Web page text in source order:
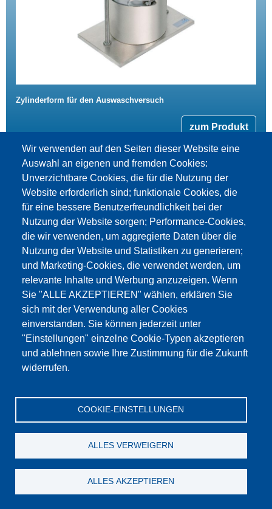
Zylinderform für den Auswaschversuch
zum Produkt
Impedanzmessgerät
Wir verwenden auf den Seiten dieser Website eine
Auswahl an eigenen und fremden Cookies:
Unverzichtbare Cookies, die für die Nutzung der
Website erforderlich sind; funktionale Cookies, die
für eine bessere Benutzerfreundlichkeit bei der
Nutzung der Website sorgen; Performance-Cookies,
die wir verwenden, um aggregierte Daten über die
Nutzung der Website und Statistiken zu generieren;
und Marketing-Cookies, die verwendet werden, um
relevante Inhalte und Werbung anzuzeigen. Wenn
Sie "ALLE AKZEPTIEREN" wählen, erklären Sie
sich mit der Verwendung aller Cookies
einverstanden. Sie können jederzeit unter
"Einstellungen" einzelne Cookie-Typen akzeptieren
und ablehnen sowie Ihre Zustimmung für die Zukunft
widerrufen.
COOKIE-EINSTELLUNGEN
ALLES VERWEIGERN
ALLES AKZEPTIEREN